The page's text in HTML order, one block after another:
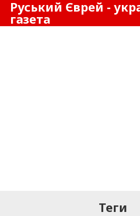
Руський Єврей -
газета
Теги